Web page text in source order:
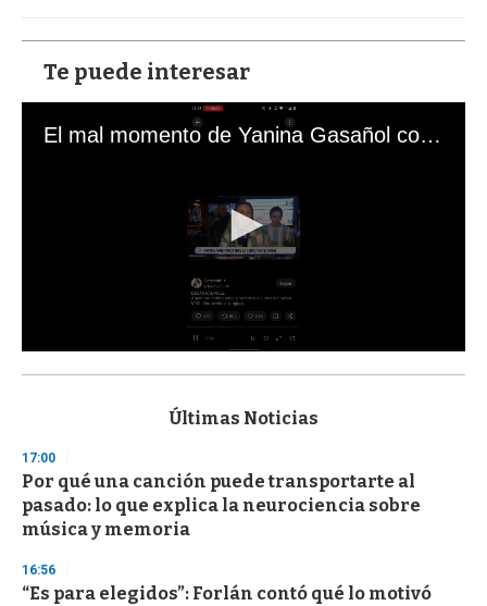
Te puede interesar
El mal momento de Yanina Gasañol con un hincha argentino en "Subrayado"
s
d
s
o
f
3
s
e
Últimas Noticias
17:00
Por qué una canción puede transportarte al
pasado: lo que explica la neurociencia sobre
música y memoria
16:56
“Es para elegidos”: Forlán contó qué lo motivó